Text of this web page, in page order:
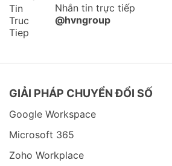
Nhắn tin trực tiếp
@hvngroup
GIẢI PHÁP CHUYỂN ĐỔI SỐ
Google Workspace
Microsoft 365
Zoho Workplace